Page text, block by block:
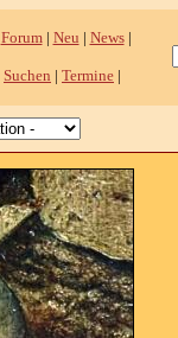
Forum| Neu | News|
Suchen | Termine |